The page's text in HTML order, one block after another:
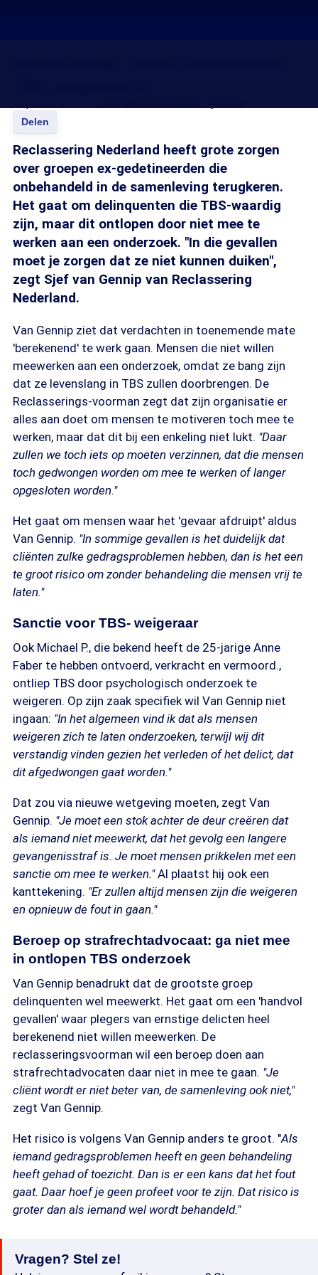
Delen
Reclassering Nederland heeft grote zorgen
over groepen ex-gedetineerden die
onbehandeld in de samenleving terugkeren.
Het gaat om delinquenten die TBS-waardig
zijn, maar dit ontlopen door niet mee te
werken aan een onderzoek. "In die gevallen
moet je zorgen dat ze niet kunnen duiken",
zegt Sjef van Gennip van Reclassering
Nederland.
Van Gennip ziet dat verdachten in toenemende mate
'berekenend' te werk gaan. Mensen die niet willen
meewerken aan een onderzoek, omdat ze bang zijn
dat ze levenslang in TBS zullen doorbrengen. De
Reclasserings-voorman zegt dat zijn organisatie er
alles aan doet om mensen te motiveren toch mee te
werken, maar dat dit bij een enkeling niet lukt. "Daar
zullen we toch iets op moeten verzinnen, dat die mensen
toch gedwongen worden om mee te werken of langer
opgesloten worden."
Het gaat om mensen waar het 'gevaar afdruipt' aldus
Van Gennip. "In sommige gevallen is het duidelijk dat
cliënten zulke gedragsproblemen hebben, dan is het een
te groot risico om zonder behandeling die mensen vrij te
laten."
Sanctie voor TBS- weigeraar
Ook Michael P., die bekend heeft de 25-jarige Anne
Faber te hebben ontvoerd, verkracht en vermoord.,
ontliep TBS door psychologisch onderzoek te
weigeren. Op zijn zaak specifiek wil Van Gennip niet
ingaan: "In het algemeen vind ik dat als mensen
weigeren zich te laten onderzoeken, terwijl wij dit
verstandig vinden gezien het verleden of het delict, dat
dit afgedwongen gaat worden."
Dat zou via nieuwe wetgeving moeten, zegt Van
Gennip. "Je moet een stok achter de deur creëren dat
als iemand niet meewerkt, dat het gevolg een langere
gevangenisstraf is. Je moet mensen prikkelen met een
sanctie om mee te werken."Al plaatst hij ook een
kanttekening. "Er zullen altijd mensen zijn die weigeren
en opnieuw de fout in gaan."
Beroep op strafrechtadvocaat: ga niet mee
in ontlopen TBS onderzoek
Van Gennip benadrukt dat de grootste groep
delinquenten wel meewerkt. Het gaat om een 'handvol
gevallen' waar plegers van ernstige delicten heel
berekenend niet willen meewerken. De
reclasseringsvoorman wil een beroep doen aan
strafrechtadvocaten daar niet in mee te gaan. "Je
cliënt wordt er niet beter van, de samenleving ook niet,"
zegt Van Gennip.
Het risico is volgens Van Gennip anders te groot. "Als
iemand gedragsproblemen heeft en geen behandeling
heeft gehad of toezicht. Dan is er een kans dat het fout
gaat. Daar hoef je geen profeet voor te zijn. Dat risico is
groter dan als iemand wel wordt behandeld."
Vragen? Stel ze!